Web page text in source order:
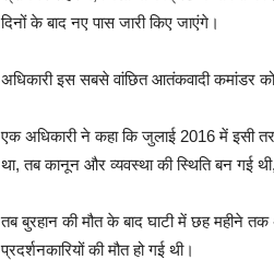
दिनों के बाद नए पास जारी किए जाएंगे।
अधिकारी इस सबसे वांछित आतंकवादी कमांडर
एक अधिकारी ने कहा कि जुलाई 2016 में इसी
था, तब कानून और व्यवस्था की स्थिति बन गई थी,
तब बुरहान की मौत के बाद घाटी में छह महीने
प्रदर्शनकारियों की मौत हो गई थी।